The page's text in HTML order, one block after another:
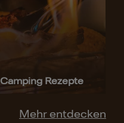
Camping Rezepte
Mehr entdecken